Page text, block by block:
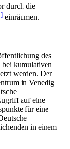
durch die
einräumen.
des
bei kumulativen
werden. Der
in Venedig
auf eine
für eine
in einem